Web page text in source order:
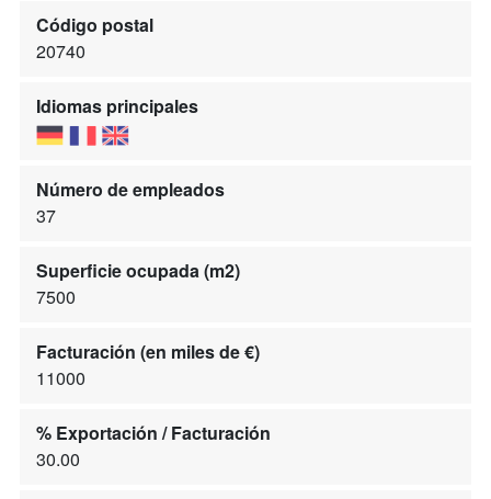
Código postal
20740
Idiomas principales
Número de empleados
37
Superficie ocupada (m2)
7500
Facturación (en miles de €)
11000
% Exportación / Facturación
30.00